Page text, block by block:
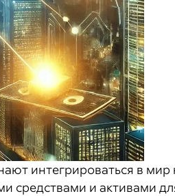
интегрироваться в
средствами и активами